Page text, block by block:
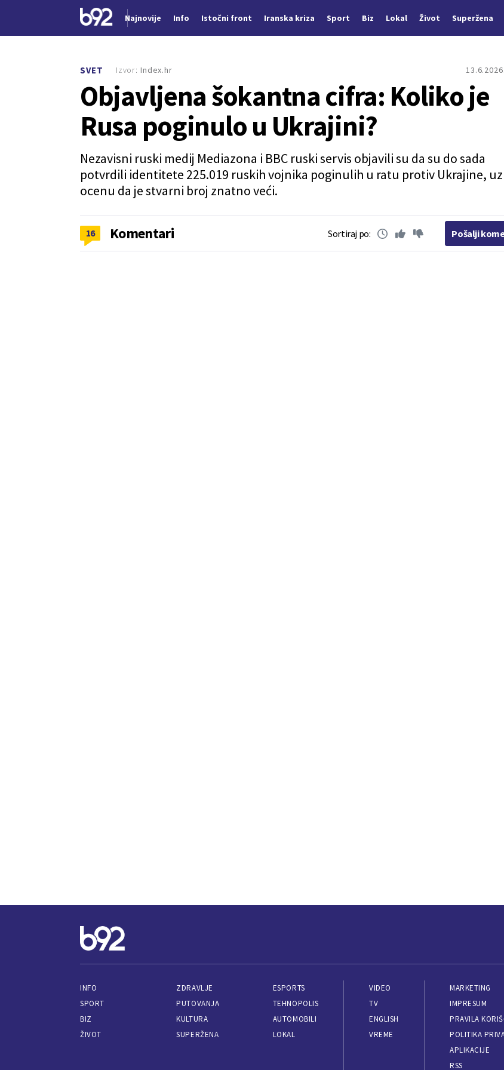
Najnovije Info Istočni front Iranska kriza Sport Biz Lokal Život Superžena
SVET 13.6.2026.
Objavljena šokantna cifra: Koliko je
Rusa poginulo u Ukrajini?
Nezavisni ruski medij Mediazona i BBC ruski servis objavili su da su do sada
potvrdili identitete 225.019 ruskih vojnika poginulih u ratu protiv Ukrajine, uz
ocenu da je stvarni broj znatno veći.
Izvor: Index.hr
16 Komentari Sortiraj po: Pošalji
INFO
SPORT
BIZ
ŽIVOT
ZDRAVLJE
PUTOVANJA
KULTURA
SUPERŽENA
ESPORTS
TEHNOPOLIS
AUTOMOBILI
LOKAL
VIDEO
TV
ENGLISH
VREME
MARKETING
IMPRESUM
PRAVILA
POLITIKA
APLIKACIJE
RSS